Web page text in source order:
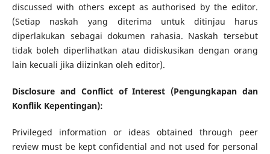
discussed with others except as authorised by the editor.
(Setiap naskah yang diterima untuk ditinjau harus
diperlakukan sebagai dokumen rahasia. Naskah tersebut
tidak boleh diperlihatkan atau didiskusikan dengan orang
lain kecuali jika diizinkan oleh editor).
Disclosure and Conflict of Interest (Pengungkapan dan
Konflik Kepentingan):
Privileged information or ideas obtained through peer
review must be kept confidential and not used for personal